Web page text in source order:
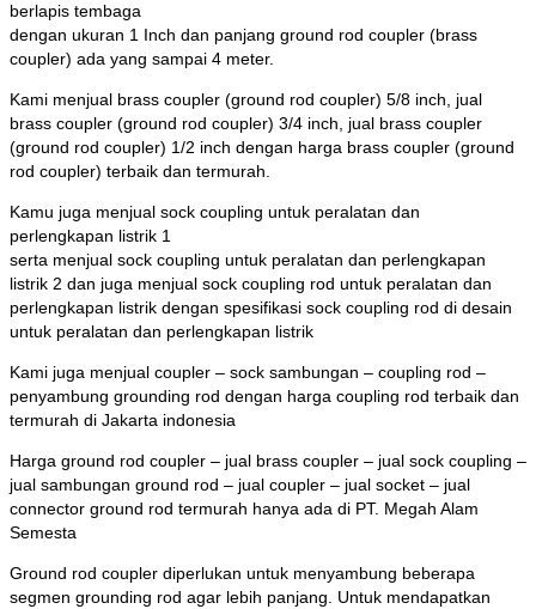
berlapis tembaga
dengan ukuran 1 Inch dan panjang ground rod coupler (brass
coupler) ada yang sampai 4 meter.
Kami menjual brass coupler (ground rod coupler) 5/8 inch, jual
brass coupler (ground rod coupler) 3/4 inch, jual brass coupler
(ground rod coupler) 1/2 inch dengan harga brass coupler (ground
rod coupler) terbaik dan termurah.
Kamu juga menjual sock coupling untuk peralatan dan
perlengkapan listrik 1
serta menjual sock coupling untuk peralatan dan perlengkapan
listrik 2 dan juga menjual sock coupling rod untuk peralatan dan
perlengkapan listrik dengan spesifikasi sock coupling rod di desain
untuk peralatan dan perlengkapan listrik
Kami juga menjual coupler – sock sambungan – coupling rod –
penyambung grounding rod dengan harga coupling rod terbaik dan
termurah di Jakarta indonesia
Harga ground rod coupler – jual brass coupler – jual sock coupling –
jual sambungan ground rod – jual coupler – jual socket – jual
connector ground rod termurah hanya ada di PT. Megah Alam
Semesta
Ground rod coupler diperlukan untuk menyambung beberapa
segmen grounding rod agar lebih panjang. Untuk mendapatkan